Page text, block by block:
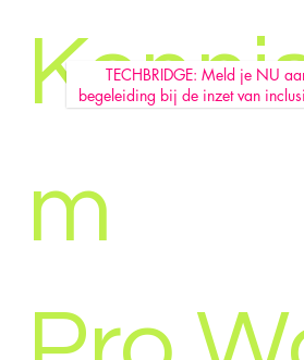
m
TECHBRIDGE: Meld je NU
begeleiding bij de inzet van